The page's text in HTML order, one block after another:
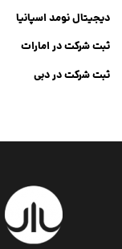
دیجیتال نومد اسپانیا
ثبت شرکت در امارات
ثبت شرکت در دبی